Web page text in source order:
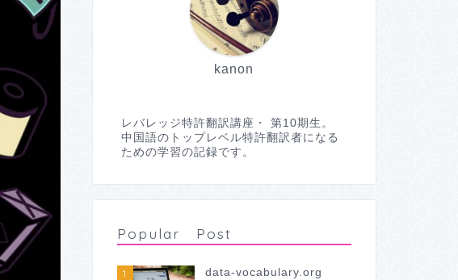
kanon
レバレッジ特許翻訳講座・ 第10期生。
中国語のトップレベル特許翻訳者になる
ための学習の記録です。
Popular Post
1
data-vocabulary.org